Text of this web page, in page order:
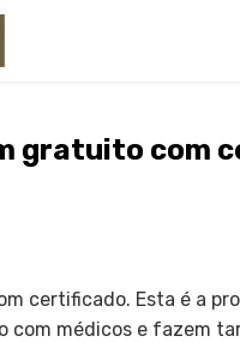
gratuito com
certificado. Esta é a
com médicos e fazem